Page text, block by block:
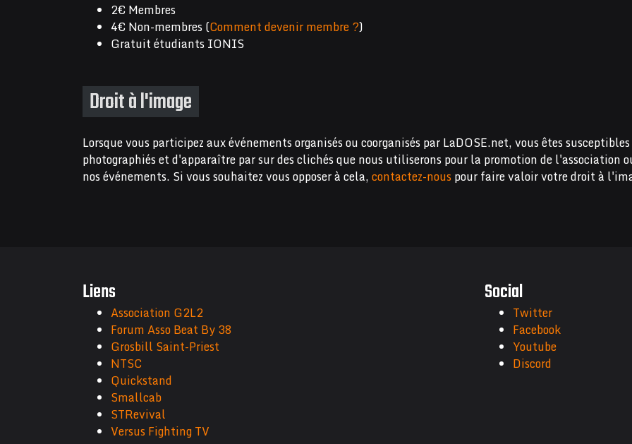
2€ Membres
4€ Non-membres (Comment devenir membre ?)
Gratuit étudiants IONIS
Droit à l'image
Lorsque vous participez aux événements organisés ou coorganisés par LaDOSE.net, vous êtes
photographiés et d'apparaître par sur des clichés que nous utiliserons pour la promotion de l'association
nos événements. Si vous souhaitez vous opposer à cela,contactez-nouspour faire valoir votre droit à
Liens
Association G2L2
Forum Asso Beat By 38
Grosbill Saint-Priest
NTSC
Quickstand
Smallcab
STRevival
Versus Fighting TV
Social
Twitter
Facebook
Youtube
Discord